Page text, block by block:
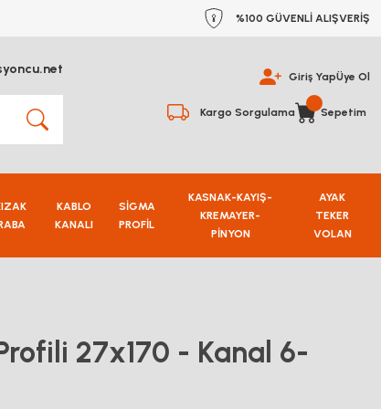
%100 GÜVENLİ ALIŞVERİŞ
Giriş YapÜye Ol
Kargo Sorgulama Sepetim
KABLO
KANALI
SİGMA
PROFİL
KASNAK-KAYIŞ-
KREMAYER-
PİNYON
AYAK
TEKER
VOLAN
27x170 - Kanal 6-